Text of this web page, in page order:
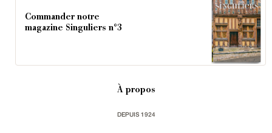
Commander notre
magazine Singuliers n°3
À propos
DEPUIS 1924